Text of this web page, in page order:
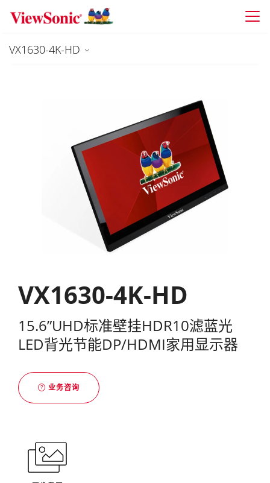
Skip to main content
VX1630-4K-HD
VX1630-4K-HD
15.6”UHD标准壁挂HDR10滤蓝光
LED背光节能DP/HDMI家用显示器
业务咨询